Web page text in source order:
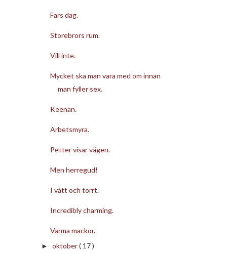
Fars dag.
Storebrors rum.
Vill inte.
Mycket ska man vara med om innan
man fyller sex.
Keenan.
Arbetsmyra.
Petter visar vägen.
Men herregud!
I vått och torrt.
Incredibly charming.
Varma mackor.
► oktober( 17 )